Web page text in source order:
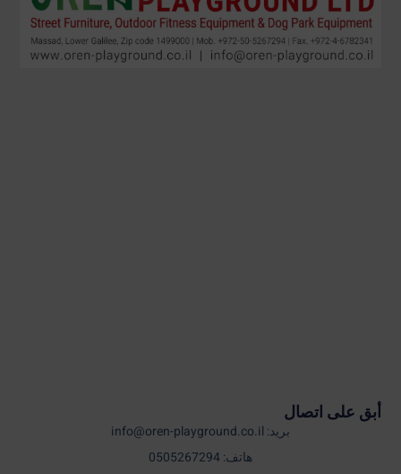
أبق على اتصال
بريد: info@oren-playground.co.il
هاتف: 0505267294